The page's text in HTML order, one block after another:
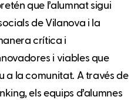
que l’alumnat sigui
de Vilanova i la
crítica i
i viables que
a la comunitat. A través de
els equips d’alumnes